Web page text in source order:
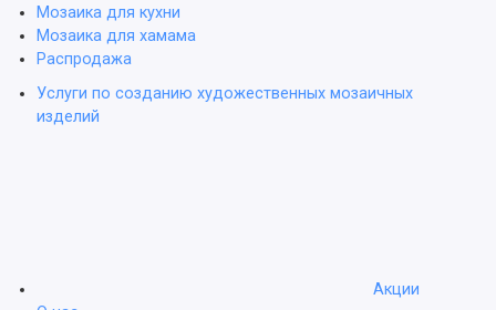
Мозаика для кухни
Мозаика для хамама
Распродажа
Услуги по созданию художественных мозаичных
изделий
Акции